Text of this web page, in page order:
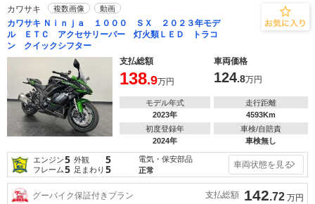
カワサキ 複数画像 動画
カワサキ Ｎｉｎｊａ １０００ ＳＸ ２０２３年モデ
ル ＥＴＣ アクセサリーバー 灯火類ＬＥＤ トラコ
ン クイックシフター
支払総額
車両価格
138.9万円 124.8万円
モデル年式
2023年
走行距離
4593Km
初度登録年
2024年
車検/自賠責
車検無し
エンジン5 外観 5
フレーム5 足まわり 5
電気・保安部品
正常
車両状態を見る
グーバイク保証付きプラン 支払総額 142.72 万円